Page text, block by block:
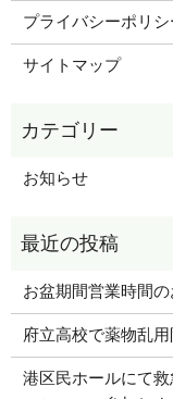
プライバシーポリシ
サイトマップ
お知らせ
お盆期間営業時間
府立高校で薬物乱
港区民ホールにて